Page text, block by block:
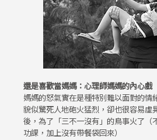
還是喜歡當媽媽：心理師媽媽的內心戲
媽媽的怒氣實在是種特別難以面對的情
貌似驚死人地砲火猛烈，卻也很容易虛
後，為了「三不一沒有」的鳥事火了（
功課，加上沒有帶餐袋回來）